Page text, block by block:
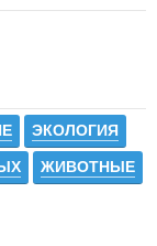
ЭКОЛОГИЯ
ЖИВОТНЫЕ